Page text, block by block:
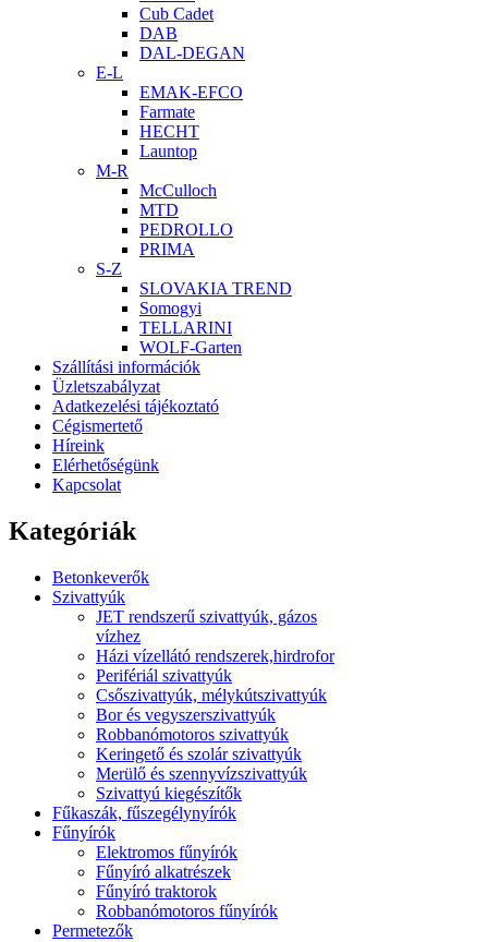
Cub Cadet
DAB
DAL-DEGAN
E-L
EMAK-EFCO
Farmate
HECHT
Launtop
M-R
McCulloch
MTD
PEDROLLO
PRIMA
S-Z
SLOVAKIA TREND
Somogyi
TELLARINI
WOLF-Garten
Szállítási információk
Üzletszabályzat
Adatkezelési tájékoztató
Cégismertető
Híreink
Elérhetőségünk
Kapcsolat
Kategóriák
Betonkeverők
Szivattyúk
JET rendszerű szivattyúk, gázos
vízhez
Házi vízellátó rendszerek,hirdrofor
Perifériál szivattyúk
Csőszivattyúk, mélykútszivattyúk
Bor és vegyszerszivattyúk
Robbanómotoros szivattyúk
Keringető és szolár szivattyúk
Merülő és szennyvízszivattyúk
Szivattyú kiegészítők
Fűkaszák, fűszegélynyírók
Fűnyírók
Elektromos fűnyírók
Fűnyíró alkatrészek
Fűnyíró traktorok
Robbanómotoros fűnyírók
Permetezők